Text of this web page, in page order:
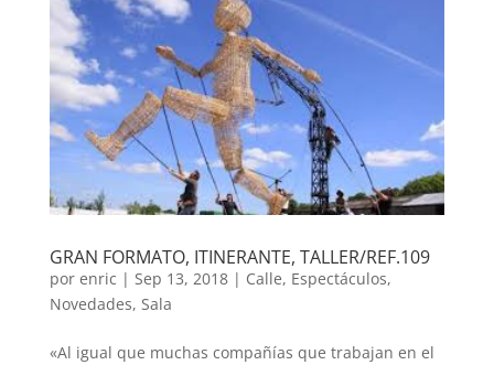
GRAN FORMATO, ITINERANTE, TALLER/REF.109
por enric | Sep 13, 2018| Calle, Espectáculos,
Novedades, Sala
«Al igual que muchas compañías que trabajan en el